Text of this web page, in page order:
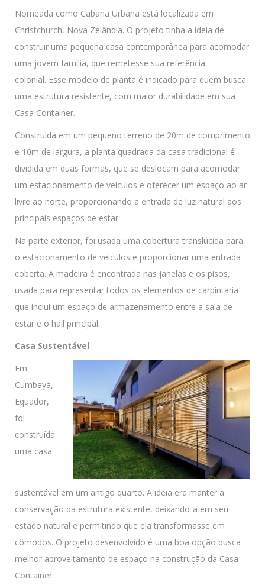
Nomeada como Cabana Urbana está localizada em
Christchurch, Nova Zelândia. O projeto tinha a ideia de
construir uma pequena casa contemporânea para acomodar
uma jovem família, que remetesse sua referência
colonial. Esse modelo de planta é indicado para quem busca
uma estrutura resistente, com maior durabilidade em sua
Casa Container.
Construída em um pequeno terreno de 20m de comprimento
e 10m de largura, a planta quadrada da casa tradicional é
dividida em duas formas, que se deslocam para acomodar
um estacionamento de veículos e oferecer um espaço ao ar
livre ao norte, proporcionando a entrada de luz natural aos
principais espaços de estar.
Na parte exterior, foi usada uma cobertura translúcida para
o estacionamento de veículos e proporcionar uma entrada
coberta. A madeira é encontrada nas janelas e os pisos,
usada para representar todos os elementos de carpintaria
que inclui um espaço de armazenamento entre a sala de
estar e o hall principal.
Casa Sustentável
Em
Cumbayá,
Equador,
foi
construída
uma casa
sustentável em um antigo quarto. A ideia era manter a
conservação da estrutura existente, deixando-a em seu
estado natural e permitindo que ela transformasse em
cômodos. O projeto desenvolvido é uma boa opção busca
melhor aproveitamento de espaço na construção da Casa
Container.